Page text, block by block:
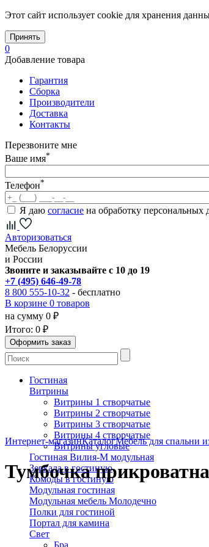
Этот сайт использует cookie для хранения
Принять
0
Добавление товара
Гарантия
Сборка
Производители
Доставка
Контакты
Перезвоните мне
Ваше имя*
Телефон*
Я даю согласие на обработку персональных
Авторизоваться
Мебель Белоруссии
и России
Звоните и заказывайте с 10 до 19
+7 (495) 646-49-78
8 800 555-10-32 - бесплатно
В корзине 0 товаров
на сумму 0 ₽
Итого: 0 ₽
Гостиная
Витрины
Витрины 1 створчатые
Витрины 2 створчатые
Витрины 3 створчатые
Витрины 4 створчатые
Витрины угловые
Гостиная Вилия-М модульная
Зеркала в гостиную
Комоды в гостиную
Модульная гостиная
Модульная мебель Молодечно
Полки для гостиной
Портал для камина
Свет
Интернет-магазинКаталогМебель для спальни
Тумбочка